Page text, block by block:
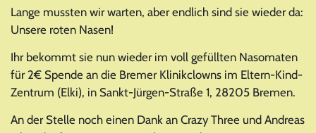
Lange mussten wir warten, aber endlich sind sie wieder da:
Unsere roten Nasen!
Ihr bekommt sie nun wieder im voll gefüllten Nasomaten
für 2€ Spende an die Bremer Klinikclowns im Eltern-Kind-
Zentrum (Elki), in Sankt-Jürgen-Straße 1, 28205 Bremen.
An der Stelle noch einen Dank an Crazy Three und Andreas